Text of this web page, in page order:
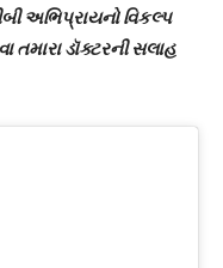
અભિપ્રાયનો વિકલ્પ
તમારા ડૉક્ટરની સલાહ